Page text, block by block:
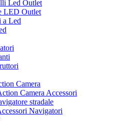
Led Outlet
LED Outlet
a Led
Camera
Camera Accessori
stradale
Navigatori